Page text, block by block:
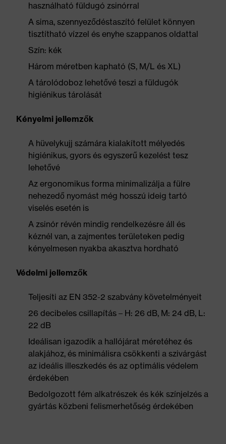
használható füldugó zsinórral
A sima, szennyeződéstaszító felület könnyen
tisztítható vízzel és enyhe szappanos oldattal
Szín: kék
Három méretben kapható (S, M/L és XL)
A tárolódoboz lehetővé teszi a füldugók
higiénikus tárolását
Kényelmi jellemzők
A hüvelykujj számára kialakított mélyedés
higiénikus, gyors és egyszerű kezelést tesz
lehetővé
Az ergonomikus forma minimalizálja a fülre
nehezedő nyomást még hosszú ideig tartó
viselés esetén is
A zsinór révén mindig rendelkezésre áll és
kéznél van, a zajmentes területeken pedig
kényelmesen nyakba akasztva hordható
Védelmi jellemzők
Teljesíti az EN 352-2 szabvány követelményeit
26 decibeles csillapítás – H: 26 dB, M: 24 dB, L:
22 dB
Ideálisan igazodik a hallójárat méretéhez és
alakjához, és minimálisra csökkenti a szivárgást
az ideális illeszkedés és az optimális védelem
érdekében
Bedolgozott fém alkatrészek és kék színjelzés a
gyártás közbeni felismerhetőség érdekében